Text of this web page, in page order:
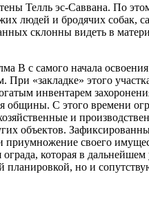
Телль эс-Саввана. По
людей и бродячих собак,
склонны видеть в
В с самого начала
«закладке» этого
инвентарем
общины. С этого времени
и
объектов.
приумножение своего
которая в дальнейшем
планировкой, но и